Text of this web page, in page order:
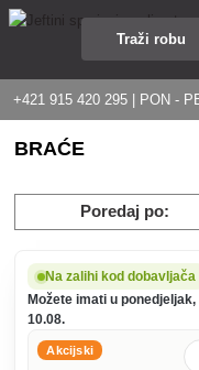
+421 915 420 295 | PON -
BRAĆE
Poredaj po:
Na zalihi kod dobavljača
Možete imati u ponedjeljak,
10.08.
Akcijski